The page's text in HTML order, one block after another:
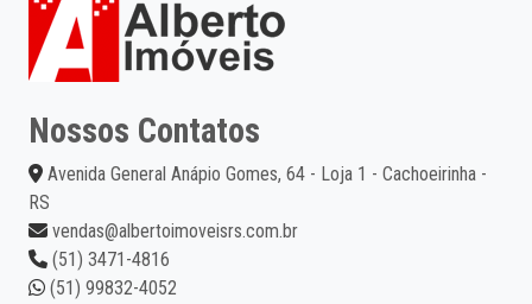
Nossos Contatos
Avenida General Anápio Gomes, 64 - Loja 1 - Cachoeirinha -
RS
vendas@albertoimoveisrs.com.br
(51) 3471-4816
(51) 99832-4052